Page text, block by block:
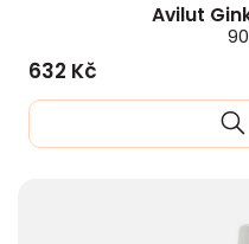
HLÍVA ÚSTŘIČNÁ
ŠÍPEK
KOENZYM Q10
SPECIÁLNÍ PÉČE
AROMATERAPIE
PÉČE O POPRSÍ
Avilut
632 Kč